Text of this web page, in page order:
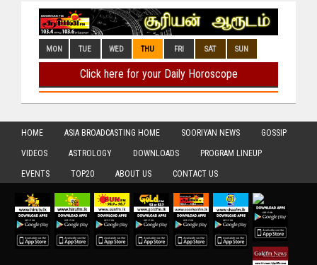
HOME ASIA BROADCASTING HOME SOORIYAN NEWS GOSSIP
VIDEOS ASTROLOGY DOWNLOADS PROGRAM LINEUP
EVENTS TOP20 ABOUT US CONTACT US